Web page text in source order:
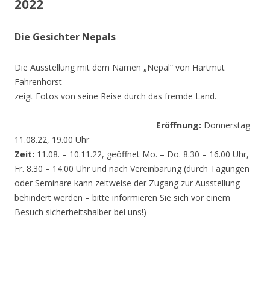
2022
Die Gesichter Nepals
Die Ausstellung mit dem Namen „Nepal“ von Hartmut
Fahrenhorst
zeigt Fotos von seine Reise durch das fremde Land.
Eröffnung: Donnerstag
11.08.22, 19.00 Uhr
Zeit: 11.08. – 10.11.22, geöffnet Mo. – Do. 8.30 – 16.00 Uhr,
Fr. 8.30 – 14.00 Uhr und nach Vereinbarung (durch Tagungen
oder Seminare kann zeitweise der Zugang zur Ausstellung
behindert werden – bitte informieren Sie sich vor einem
Besuch sicherheitshalber bei uns!)